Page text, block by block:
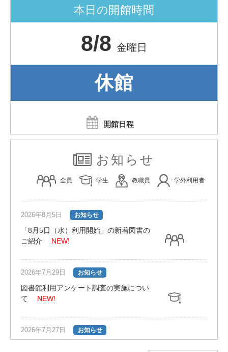
本日の開館時間
8/8 金曜日
休館
開館日程
お知らせ
全員 学生 教職員 学外利用者
2026年8月5日 お知らせ
「8月5日（水）利用開始」の新着図書の
ご紹介
NEW!
2026年7月29日 お知らせ
図書館利用アンケート調査の実施につい
て
NEW!
2026年7月27日 お知らせ